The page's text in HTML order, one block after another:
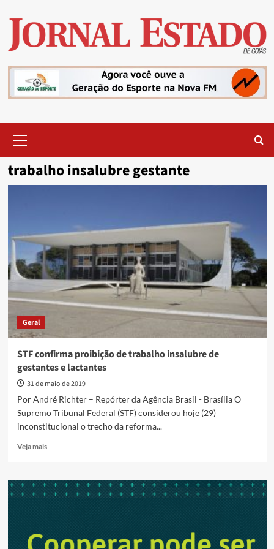
content
Menu
trabalho insalubre gestante
Geral
STF confirma proibição de trabalho insalubre de
gestantes e lactantes
31 de maio de 2019
Por André Richter – Repórter da Agência Brasil - Brasília O
Supremo Tribunal Federal (STF) considerou hoje (29)
inconstitucional o trecho da reforma...
Veja maisRead
STF
confirma
insalubre